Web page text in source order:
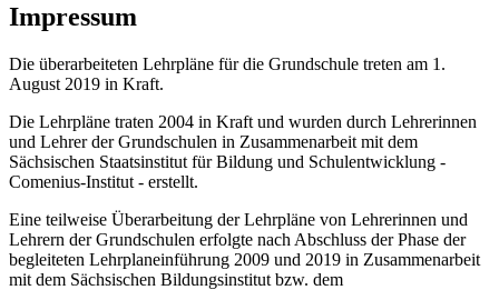
Impressum
Die überarbeiteten Lehrpläne für die Grundschule treten am 1.
August 2019 in Kraft.
Die Lehrpläne traten 2004 in Kraft und wurden durch Lehrerinnen
und Lehrer der Grundschulen in Zusammenarbeit mit dem
Sächsischen Staatsinstitut für Bildung und Schulentwicklung -
Comenius-Institut - erstellt.
Eine teilweise Überarbeitung der Lehrpläne von Lehrerinnen und
Lehrern der Grundschulen erfolgte nach Abschluss der Phase der
begleiteten Lehrplaneinführung 2009 und 2019 in Zusammenarbeit
mit dem Sächsischen Bildungsinstitut bzw. dem